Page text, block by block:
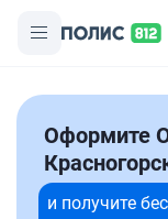
Оформите
и получите